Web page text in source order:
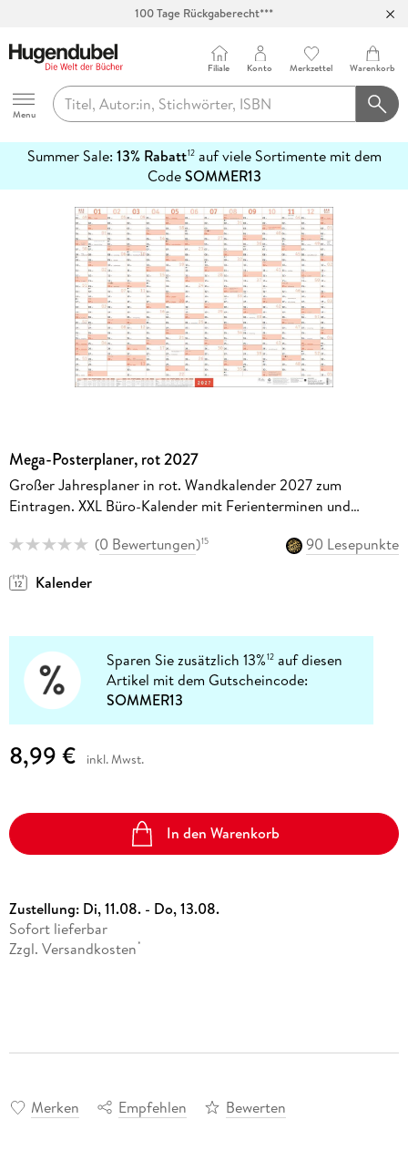
100 Tage Rückgaberecht***
Hugendubel
Menu
Filiale Konto Merkzettel Warenkorb
Summer Sale: 13% Rabatt12auf viele Sortimente mit dem
CodeSOMMER13
erfahren
Mega-Posterplaner, rot 2027
Großer Jahresplaner in rot. Wandkalender 2027 zum
Eintragen. XXL Büro-Kalender mit Ferienterminen und
(0 Bewertungen)15
90 Lesepunkte
Kalender
Sparen Sie zusätzlich 13%12 auf diesen
Artikel mit dem Gutscheincode:
SOMMER13
8,99 € inkl. Mwst.
In den Warenkorb
Zustellung: Di, 11.08. - Do, 13.08.
Sofort lieferbar
Zzgl. Versandkosten *
Merken Empfehlen Bewerten